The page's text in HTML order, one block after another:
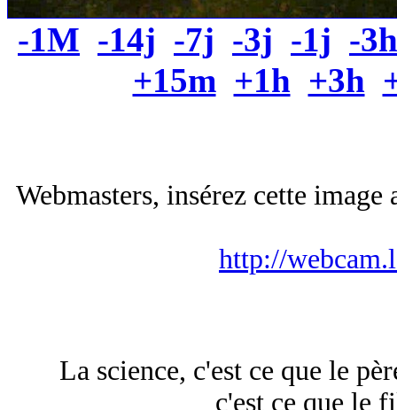
-1M -14j -7j -3j -1j -3h
+15m +1h +3h
Webmasters, insérez cette
http://
La science, c'est ce que le
c'est ce que le